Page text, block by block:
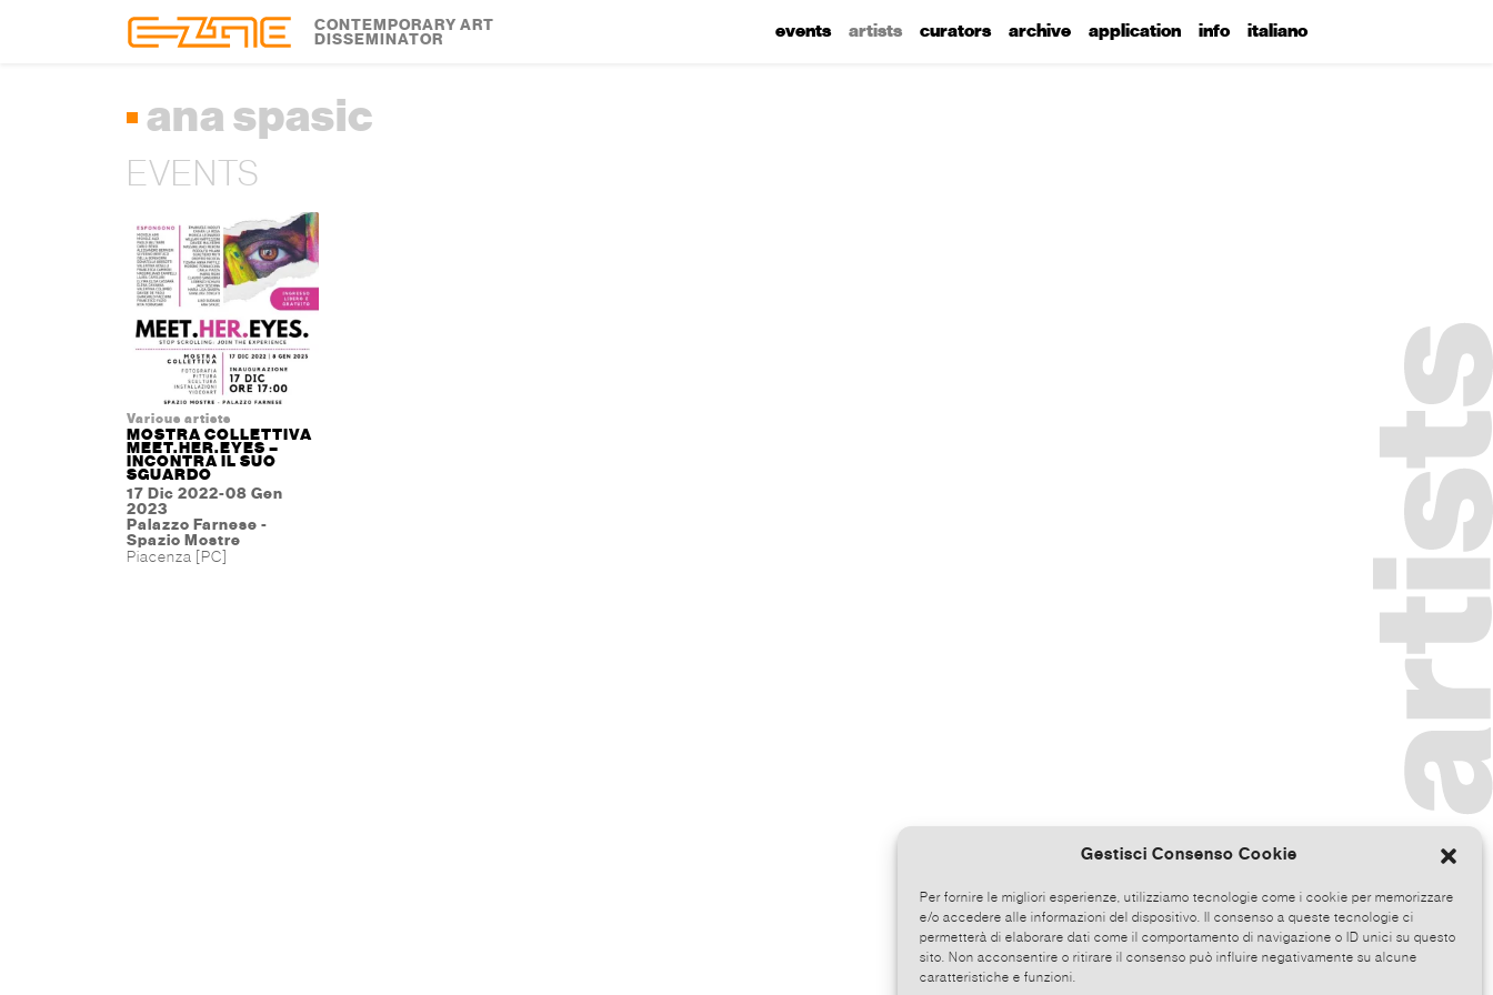
Gestisci Consenso Cookie
Per fornire le migliori esperienze, utilizziamo tecnologie come i cookie per memorizzare
e/o accedere alle informazioni del dispositivo. Il consenso a queste tecnologie ci
permetterà di elaborare dati come il comportamento di navigazione o ID unici su questo
sito. Non acconsentire o ritirare il consenso può influire negativamente su alcune
caratteristiche e funzioni.
CONTEMPORARY ART
DISSEMINATOR events artists curators archive application info italiano
ana spasic
EVENTS
Various artists
MOSTRA COLLETTIVA
MEET.HER.EYES –
INCONTRA IL SUO
SGUARDO
17 Dic 2022-08 Gen
2023
Palazzo Farnese -
Spazio Mostre
Piacenza [PC]